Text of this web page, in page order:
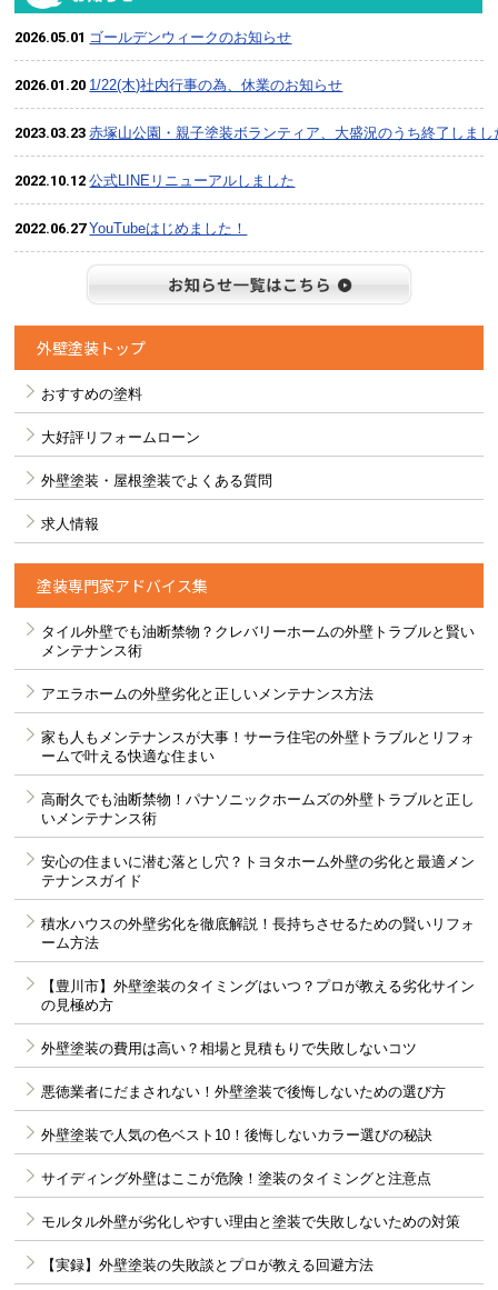
2026.05.01 ゴールデンウィークのお知らせ
2026.01.20 1/22(木)社内行事の為、休業のお知らせ
2023.03.23赤塚山公園・親子塗装ボランティア、大盛況のうち終了しまし
2022.10.12公式LINEリニューアルしました
2022.06.27YouTubeはじめました！
外壁塗装トップ
おすすめの塗料
大好評リフォームローン
外壁塗装・屋根塗装でよくある質問
求人情報
塗装専門家アドバイス集
タイル外壁でも油断禁物？クレバリーホームの外壁トラブルと賢い
メンテナンス術
アエラホームの外壁劣化と正しいメンテナンス方法
家も人もメンテナンスが大事！サーラ住宅の外壁トラブルとリフォ
ームで叶える快適な住まい
高耐久でも油断禁物！パナソニックホームズの外壁トラブルと正し
いメンテナンス術
安心の住まいに潜む落とし穴？トヨタホーム外壁の劣化と最適メン
テナンスガイド
積水ハウスの外壁劣化を徹底解説！長持ちさせるための賢いリフォ
ーム方法
【豊川市】外壁塗装のタイミングはいつ？プロが教える劣化サイン
の見極め方
外壁塗装の費用は高い？相場と見積もりで失敗しないコツ
悪徳業者にだまされない！外壁塗装で後悔しないための選び方
外壁塗装で人気の色ベスト10！後悔しないカラー選びの秘訣
サイディング外壁はここが危険！塗装のタイミングと注意点
モルタル外壁が劣化しやすい理由と塗装で失敗しないための対策
【実録】外壁塗装の失敗談とプロが教える回避方法